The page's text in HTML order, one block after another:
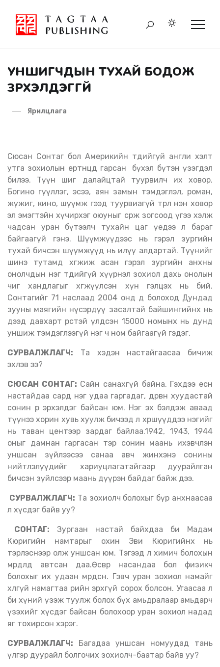
УНШИГЧДЫН ТУХАЙ БОДОЖ
ЗҮРХЭЛДЭГГҮЙ
Ярилцлага
Сюсан Сонтаг бол Америкийн төдийгүй англи хэлт
утга зохиолын ертөнцөд гарсан бүхэл бүтэн үзэгдэл
билээ. Түүн шиг далайцтай туурвилч их ховор.
Богино өгүүллэг, эсээ, аян замын тэмдэглэл, роман,
жүжиг, кино, шүүмж гээд туурвиагүй төрөл нэн ховор
эл эмэгтэйн хүчирхэг оюуныг сөрж зогсоод үгээ хэлж
чадсан уран бүтээлч тухайн цаг үедээ л бараг
байгаагүй гэнэ. Шүүмжүүдээс нь гэрэл зургийн
тухай бичсэн шүүмжүүд нь илүү алдартай. Түүнийг
шинэ тутамд хөгжиж асан гэрэл зургийн анхны
онолчдын нэг төдийгүй хүүрнэл зохиол дахь онолын
чиг хандлагыг хөгжүүлсэн хүн гэлцэх нь бий.
Сонтагийг 71 наслаад 2004 онд өөд болоход Дундад
зууны маягийн нүсэрдүү засалтай байшингийнх нь
дээд давхарт өрөөстэй үлдсэн 15000 номынх нь дунд
уншиж тэмдэглээгүй нэг ч ном байгаагүй гэдэг.
СУРВАЛЖЛАГЧ:
Та хэдэн настайгаасаа бичиж
эхлэв ээ?
СЮСАН СОНТАГ: Сайн санахгүй байна. Гэхдээ есөн
настайдаа сард нэг удаа гаргадаг, дөрвөн хуудастай
сонин өөрөө эрхэлдэг байсан юм. Нэг эх бэлдэж аваад
түүнээ хорин хувь хуулж бичээд л хөршүүддээ нэгийг
нь таван центээр зардаг байлаа.1942, 1943, 1944
оныг дамнан гаргасан тэр сонин маань ихэвчлэн
уншсан зүйлээсээ санаа авч жинхэнэ сонины
нийтлэлүүдийг хариуцлагатайгаар дуурайлган
бичсэн зүйлсээр маань дүүрэн байдаг байж дээ.
СУРВАЛЖЛАГЧ: Та зохиолч болохыг бүр анхнаасаа
л хүсдэг байв уу?
СОНТАГ:
Зургаан настай байхдаа би Мадам
Кюригийн намтарыг охин Эви Кюригийнх нь
тэрлэснээр олж уншсан юм. Тэгээд л химич болохын
мөрөөдөлд автсан даа.Өсвөр насандаа бол физикч
болохыг их удаан мөрөөдсөн. Гэвч уран зохиол намайг
хөлгүй намагтаа өөрийн эрхгүй сорох болсон. Угаасаа л
би хүний үзэж туулж болох бүх амьдралаар амьдарч
үзэхийг хүсдэг байсан болохоор уран зохиол надад
яг тохирсон хэрэг.
СУРВАЛЖЛАГЧ:
Багадаа уншсан номуудад тань
үлгэр дуурайл болгочих зохиолч-баатар байв уу?